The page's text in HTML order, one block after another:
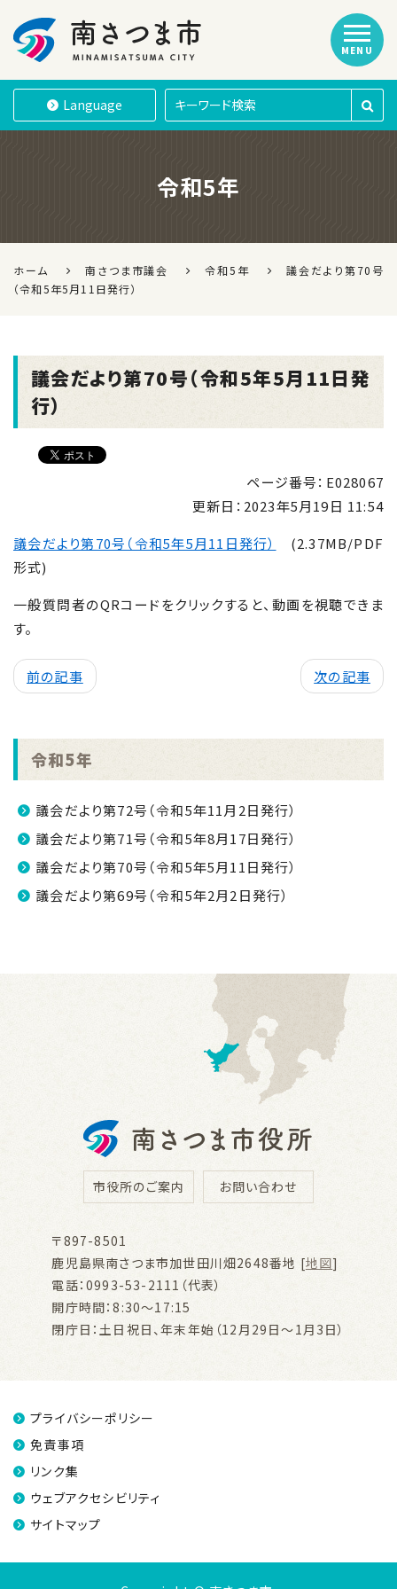
南さつま市
Language
MENU
令和5年
ホーム 南さつま市議会 令和5年
議会だより第70号
（令和5年5月11日発行）
議会だより第70号（令和5年5月11日発
行）
ページ番号：E028067
更新日： 2023年5月19日 11:54
議会だより第70号（令和5年5月11日発行）
(2.37MB/PDF
形式)
一般質問者のQRコードをクリックすると、動画を視聴できま
す。
前の記事 次の記事
令和5年
議会だより第72号（令和5年11月2日発行）
議会だより第71号（令和5年8月17日発行）
議会だより第70号（令和5年5月11日発行）
議会だより第69号（令和5年2月2日発行）
市役所のご案内 お問い合わせ
〒897-8501
鹿児島県南さつま市加世田川畑2648番地 [地図]
電話：0993-53-2111（代表）
開庁時間：8:30～17:15
閉庁日：土日祝日、年末年始（12月29日～1月3日）
プライバシーポリシー
免責事項
リンク集
ウェブアクセシビリティ
サイトマップ